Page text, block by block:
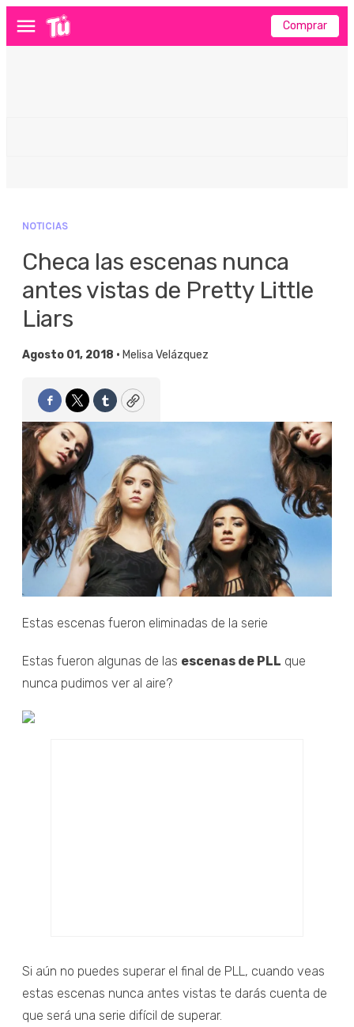
Menú Comprar
NOTICIAS
Checa las escenas nunca
antes vistas de Pretty Little
Liars
Agosto 01, 2018 • Melisa Velázquez
Facebook
TwitterTumblrCopy
Estas escenas fueron eliminadas de la serie
Estas fueron algunas de las escenas de PLL que
nunca pudimos ver al aire?
Si aún no puedes superar el final de PLL, cuando veas
estas escenas nunca antes vistas te darás cuenta de
que será una serie difícil de superar.